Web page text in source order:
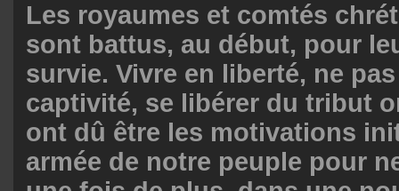
Les royaumes et comtés
sont battus, au début, pour
survie. Vivre en liberté, ne
captivité, se libérer du tribut
ont dû être les motivations
armée de notre peuple pour